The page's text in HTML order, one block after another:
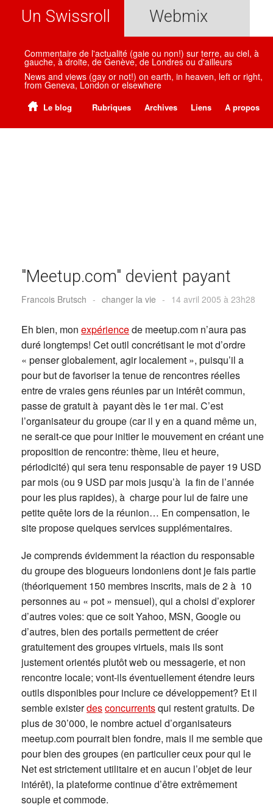
Un Swissroll Webmix
Commentaire de l'actualité (gaie ou non!) sur terre, au ciel, à
gauche, à droite, de Genève, de Londres ou d'ailleurs
News and views (gay or not!) on earth, in heaven, left or right,
from Geneva, London or elsewhere
Le blog Rubriques Archives Liens A propos
"Meetup.com" devient payant
Francois Brutsch - changer la vie - 14 avril 2005 à 23h28
Eh bien, mon expériencede meetup.com n’aura pas
duré longtemps! Cet outil concrétisant le mot d’ordre
« penser globalement, agir localement », puisqu’il a
pour but de favoriser la tenue de rencontres réelles
entre de vraies gens réunies par un intérêt commun,
passe de gratuit à payant dès le 1er mai. C’est
l’organisateur du groupe (car il y en a quand même un,
ne serait-ce que pour initier le mouvement en créant une
proposition de rencontre: thème, lieu et heure,
périodicité) qui sera tenu responsable de payer 19 USD
par mois (ou 9 USD par mois jusqu’à la fin de l’année
pour les plus rapides), à charge pour lui de faire une
petite quête lors de la réunion… En compensation, le
site propose quelques services supplémentaires.
Je comprends évidemment la réaction du responsable
du groupe des blogueurs londoniens dont je fais partie
(théoriquement 150 membres inscrits, mais de 2 à 10
personnes au « pot » mensuel), qui a choisi d’explorer
d’autres voies: que ce soit Yahoo, MSN, Google ou
d’autres, bien des portails permettent de créer
gratuitement des groupes virtuels, mais ils sont
justement orientés plutôt web ou messagerie, et non
rencontre locale; vont-ils éventuellement étendre leurs
outils disponibles pour inclure ce développement? Et il
semble existerdesconcurrentsqui restent gratuits. De
plus de 30’000, le nombre actuel d’organisateurs
meetup.com pourrait bien fondre, mais il me semble que
pour bien des groupes (en particulier ceux pour qui le
Net est strictement utilitaire et en aucun l’objet de leur
intérêt), la plateforme continue d’être extrêmement
souple et commode.